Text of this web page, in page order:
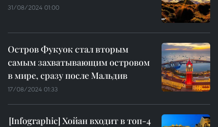
31/08/2024 01:00
Остров Фукуок стал вторым
самым захватывающим островом
в мире, сразу после Мальдив
17/08/2024 01:33
Хойан входит в топ-4